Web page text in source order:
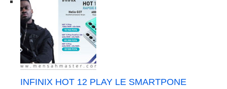
INFINIX HOT 12 PLAY LE SMARTPONE